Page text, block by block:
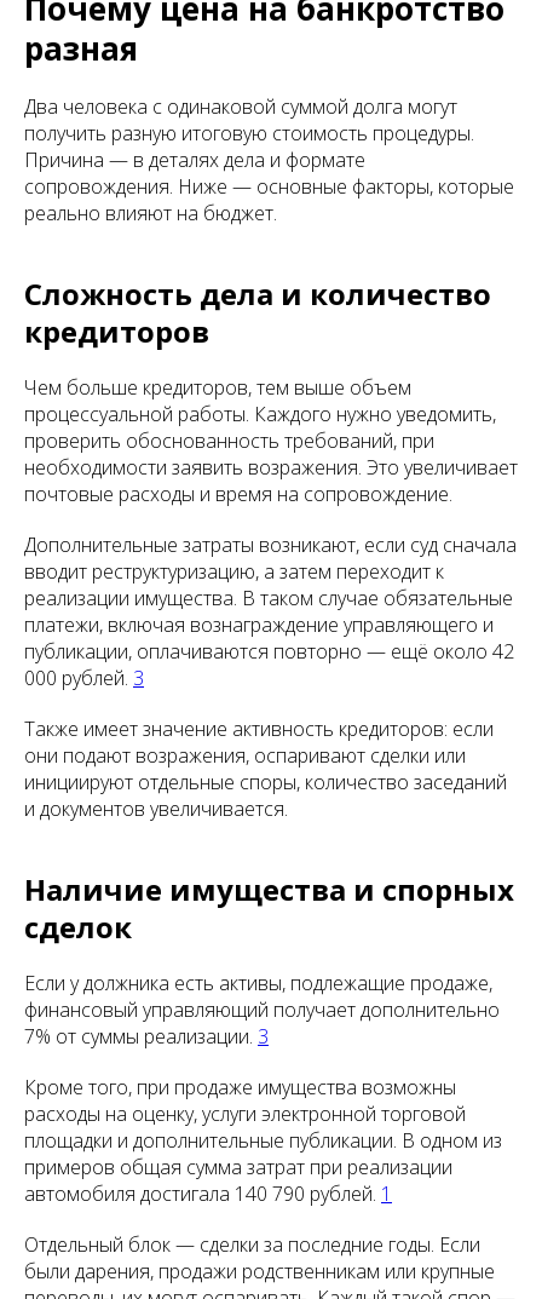
разная
Два человека с одинаковой суммой долга могут
получить разную итоговую стоимость процедуры.
Причина — в деталях дела и формате
сопровождения. Ниже — основные факторы, которые
реально влияют на бюджет.
Сложность дела и количество
кредиторов
Чем больше кредиторов, тем выше объем
процессуальной работы. Каждого нужно уведомить,
проверить обоснованность требований, при
необходимости заявить возражения. Это увеличивает
почтовые расходы и время на сопровождение.
Дополнительные затраты возникают, если суд сначала
вводит реструктуризацию, а затем переходит к
реализации имущества. В таком случае обязательные
платежи, включая вознаграждение управляющего и
публикации, оплачиваются повторно — ещё около 42
000 рублей. 3
Также имеет значение активность кредиторов: если
они подают возражения, оспаривают сделки или
инициируют отдельные споры, количество заседаний
и документов увеличивается.
Наличие имущества и спорных
сделок
Если у должника есть активы, подлежащие продаже,
финансовый управляющий получает дополнительно
7% от суммы реализации. 3
Кроме того, при продаже имущества возможны
расходы на оценку, услуги электронной торговой
площадки и дополнительные публикации. В одном из
примеров общая сумма затрат при реализации
автомобиля достигала 140 790 рублей. 1
Отдельный блок — сделки за последние годы. Если
были дарения, продажи родственникам или крупные